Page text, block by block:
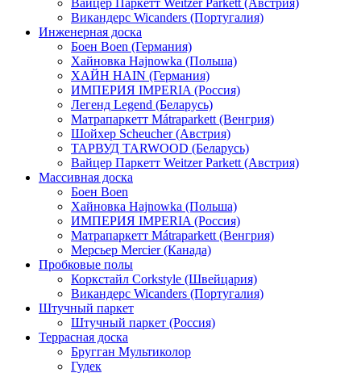
Вайцер Паркетт Weitzer Parkett (Австрия)
Викандерс Wicanders (Португалия)
Инженерная доска
Боен Boen (Германия)
Хайновка Hajnowka (Польша)
ХАЙН HAIN (Германия)
ИМПЕРИЯ IMPERIA (Россия)
Легенд Legend (Беларусь)
Матрапаркетт Mátraparkett (Венгрия)
Шойхер Scheucher (Австрия)
ТАРВУД TARWOOD (Беларусь)
Вайцер Паркетт Weitzer Parkett (Австрия)
Массивная доска
Боен Boen
Хайновка Hajnowka (Польша)
ИМПЕРИЯ IMPERIA (Россия)
Матрапаркетт Mátraparkett (Венгрия)
Мерсьер Mercier (Канада)
Пробковые полы
Коркстайл Corkstyle (Швейцария)
Викандерс Wicanders (Португалия)
Штучный паркет
Штучный паркет (Россия)
Террасная доска
Бругган Мультиколор
Гудек